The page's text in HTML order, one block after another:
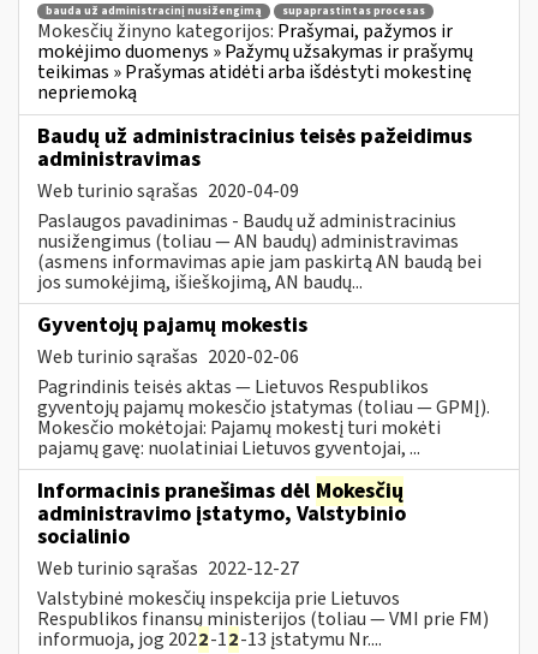
bauda už administracinį nusižengimą
supaprastintas procesas
Mokesčių žinyno kategorijos: Prašymai, pažymos ir
mokėjimo duomenys » Pažymų užsakymas ir prašymų
teikimas » Prašymas atidėti arba išdėstyti mokestinę
nepriemoką
Baudų už administracinius teisės pažeidimus
administravimas
Web turinio sąrašas 2020-04-09
Paslaugos pavadinimas - Baudų už administracinius
nusižengimus (toliau — AN baudų) administravimas
(asmens informavimas apie jam paskirtą AN baudą bei
jos sumokėjimą, išieškojimą, AN baudų...
Gyventojų pajamų mokestis
Web turinio sąrašas 2020-02-06
Pagrindinis teisės aktas — Lietuvos Respublikos
gyventojų pajamų mokesčio įstatymas (toliau — GPMĮ).
Mokesčio mokėtojai: Pajamų mokestį turi mokėti
pajamų gavę: nuolatiniai Lietuvos gyventojai, ...
Informacinis pranešimas dėl Mokesčių
administravimo įstatymo, Valstybinio
socialinio
Web turinio sąrašas 2022-12-27
Valstybinė mokesčių inspekcija prie Lietuvos
Respublikos finansų ministerijos (toliau — VMI prie FM)
informuoja, jog 2022-12-13 įstatymu Nr....